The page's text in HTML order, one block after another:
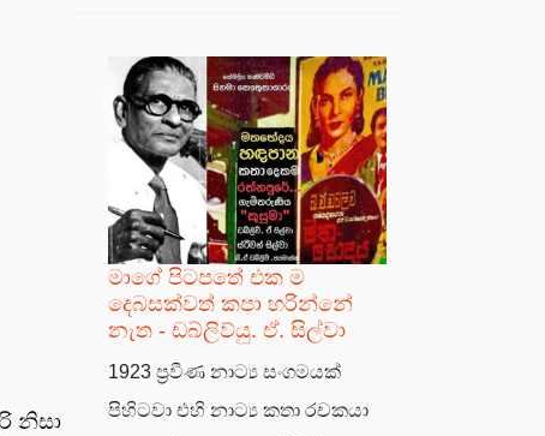
නිසා
මාගේ පිටපතේ එක ම
දෙබසක්වත් කපා හරින්නේ
නැත - ඩබ්ලිව්යු. ඒ. සිල්වා
1923 ප්‍රවීණ නාට්‍ය සංගමයක්
පිහිටවා එහි නාට්‍ය කතා රචකයා